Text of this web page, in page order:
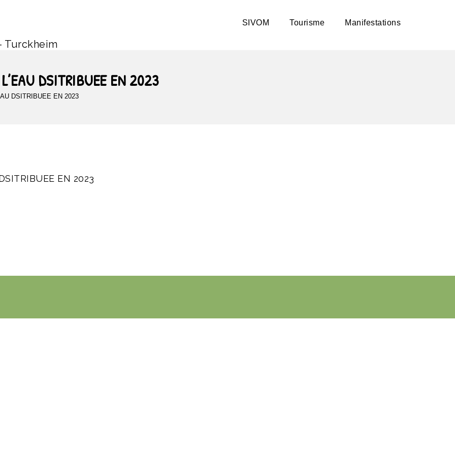
Turckheim
SIVOM Tourisme Manifestations
DSITRIBUEE EN 2023
DSITRIBUEE EN 2023
EN 2023